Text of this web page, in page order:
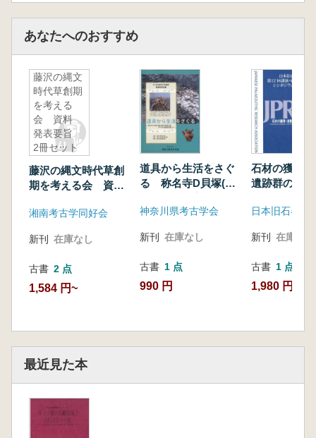
あなたへのおすすめ
藤沢の縄文
時代草創期
を考える
会 資料
発表要旨
2冊セット
藤沢の縄文時代草創
期を考える会 資
ット
湘南考古学同好会
新刊 在庫なし
古書 2 点
1,584 円~
道具から生活をさぐ
る 称名寺D貝塚(縄
年の調査成果より
神奈川県考古学会
新刊 在庫なし
古書 1 点
990 円
石材の獲得
遺跡群の形成
日本旧石器学
新刊 在庫なし
古書 1 点
1,980 円
最近見た本